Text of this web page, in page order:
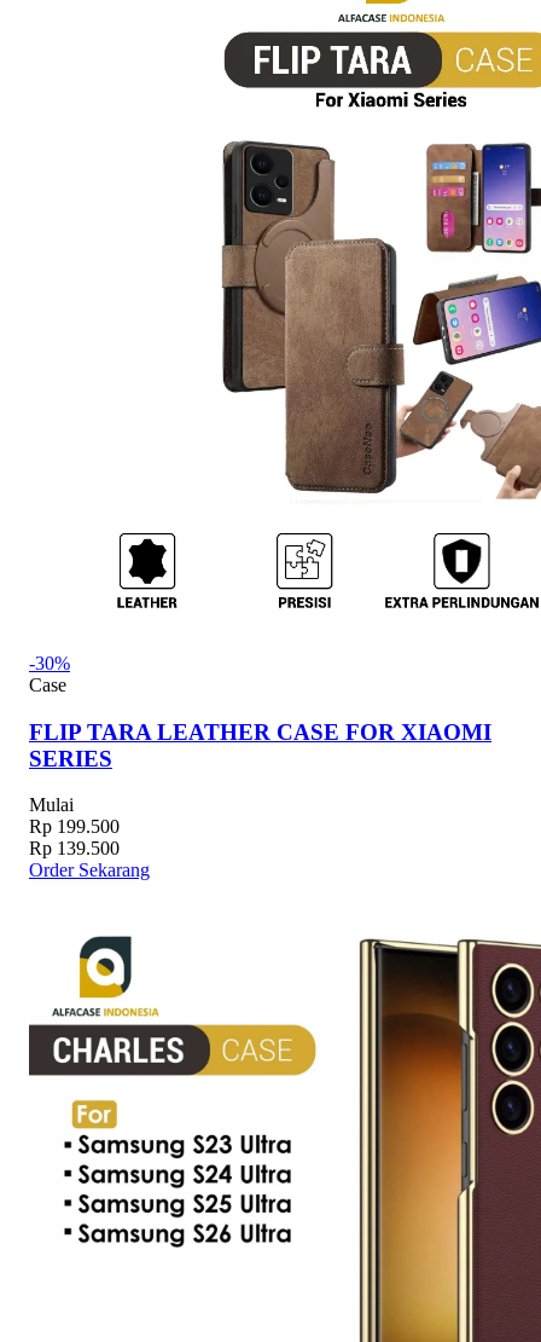
-30%
Case
FLIP TARA LEATHER CASE FOR XIAOMI
SERIES
Mulai
Rp 199.500
Rp 139.500
Order Sekarang